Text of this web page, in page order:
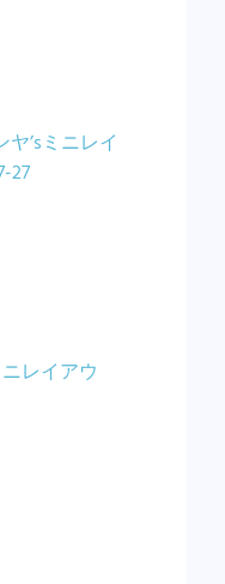
’sミニレイ
27
レイアウ